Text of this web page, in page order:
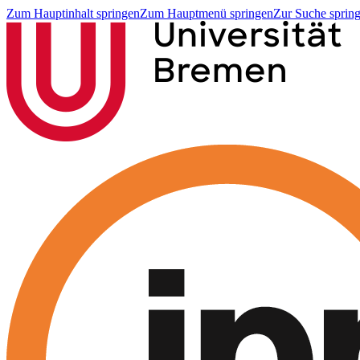
Zum Hauptinhalt springenZum Hauptmenü springenZur Suche